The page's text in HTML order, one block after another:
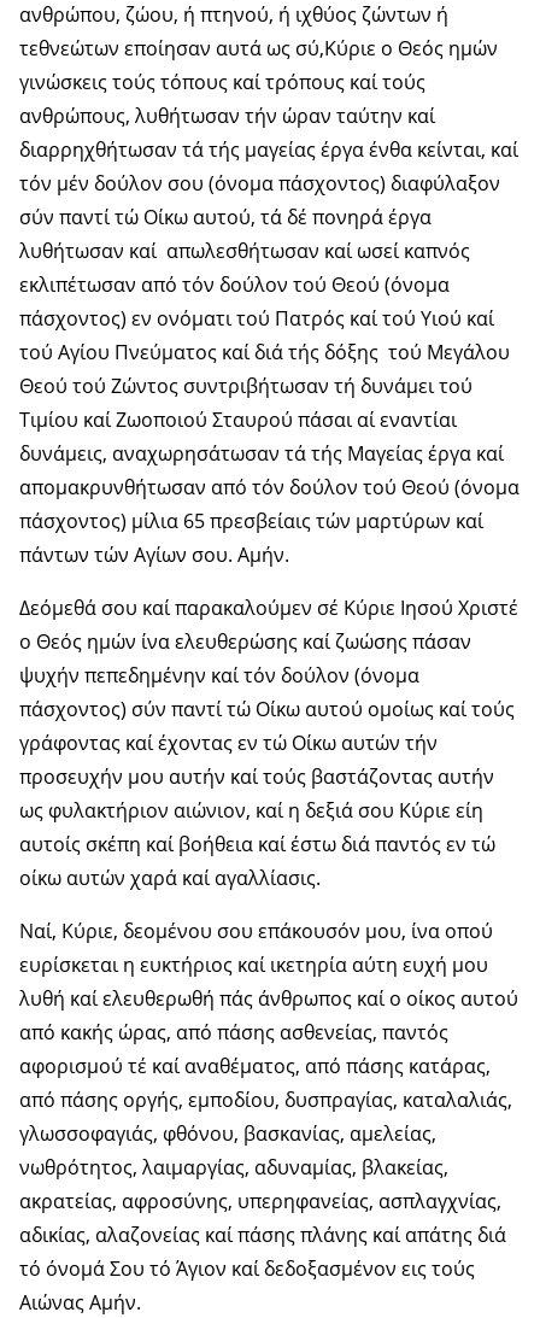
ανθρώπου, ζώου, ή πτηνού, ή ιχθύος ζώντων ή
τεθνεώτων εποίησαν αυτά ως σύ,Κύριε ο Θεός ημών
γινώσκεις τούς τόπους καί τρόπους καί τούς
ανθρώπους, λυθήτωσαν τήν ώραν ταύτην καί
διαρρηχθήτωσαν τά τής μαγείας έργα ένθα κείνται, καί
τόν μέν δούλον σου (όνομα πάσχοντος) διαφύλαξον
σύν παντί τώ Οίκω αυτού, τά δέ πονηρά έργα
λυθήτωσαν καί απωλεσθήτωσαν καί ωσεί καπνός
εκλιπέτωσαν από τόν δούλον τού Θεού (όνομα
πάσχοντος) εν ονόματι τού Πατρός καί τού Υιού καί
τού Αγίου Πνεύματος καί διά τής δόξης τού Μεγάλου
Θεού τού Ζώντος συντριβήτωσαν τή δυνάμει τού
Τιμίου καί Ζωοποιού Σταυρού πάσαι αί εναντίαι
δυνάμεις, αναχωρησάτωσαν τά τής Μαγείας έργα καί
απομακρυνθήτωσαν από τόν δούλον τού Θεού (όνομα
πάσχοντος) μίλια 65 πρεσβείαις τών μαρτύρων καί
πάντων τών Αγίων σου. Αμήν.
Δεόμεθά σου καί παρακαλούμεν σέ Κύριε Ιησού Χριστέ
ο Θεός ημών ίνα ελευθερώσης καί ζωώσης πάσαν
ψυχήν πεπεδημένην καί τόν δούλον (όνομα
πάσχοντος) σύν παντί τώ Οίκω αυτού ομοίως καί τούς
γράφοντας καί έχοντας εν τώ Οίκω αυτών τήν
προσευχήν μου αυτήν καί τούς βαστάζοντας αυτήν
ως φυλακτήριον αιώνιον, καί η δεξιά σου Κύριε είη
αυτοίς σκέπη καί βοήθεια καί έστω διά παντός εν τώ
οίκω αυτών χαρά καί αγαλλίασις.
Ναί, Κύριε, δεομένου σου επάκουσόν μου, ίνα οπού
ευρίσκεται η ευκτήριος καί ικετηρία αύτη ευχή μου
λυθή καί ελευθερωθή πάς άνθρωπος καί ο οίκος αυτού
από κακής ώρας, από πάσης ασθενείας, παντός
αφορισμού τέ καί αναθέματος, από πάσης κατάρας,
από πάσης οργής, εμποδίου, δυσπραγίας, καταλαλιάς,
γλωσσοφαγιάς, φθόνου, βασκανίας, αμελείας,
νωθρότητος, λαιμαργίας, αδυναμίας, βλακείας,
ακρατείας, αφροσύνης, υπερηφανείας, ασπλαγχνίας,
αδικίας, αλαζονείας καί πάσης πλάνης καί απάτης διά
τό όνομά Σου τό Άγιον καί δεδοξασμένον εις τούς
Αιώνας Αμήν.